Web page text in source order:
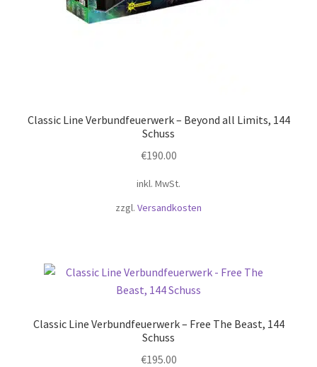
Classic Line Verbundfeuerwerk – Beyond all Limits, 144
Schuss
€190.00
inkl. MwSt.
zzgl. Versandkosten
Classic Line Verbundfeuerwerk – Free The Beast, 144
Schuss
€195.00